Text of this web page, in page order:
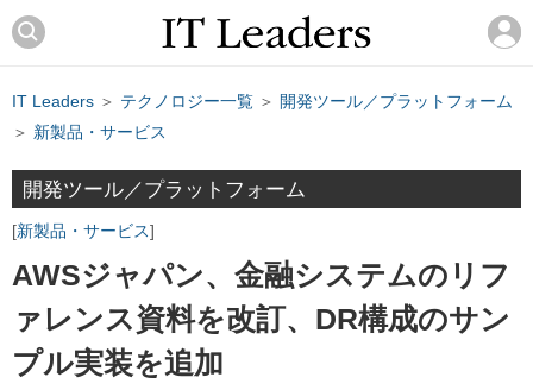
IT Leaders ＞ テクノロジー一覧 ＞ 開発ツール／プラットフォーム
＞ 新製品・サービス
開発ツール／プラットフォーム
新製品・サービス
AWSジャパン、金融システムのリフ
ァレンス資料を改訂、DR構成のサン
プル実装を追加